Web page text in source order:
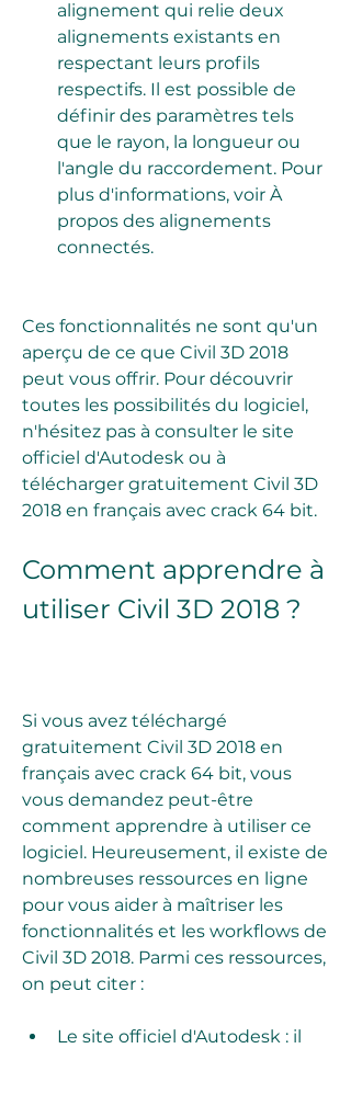
alignement qui relie deux
alignements existants en
respectant leurs profils
respectifs. Il est possible de
définir des paramètres tels
que le rayon, la longueur ou
l'angle du raccordement. Pour
plus d'informations, voir À
propos des alignements
connectés.
Ces fonctionnalités ne sont qu'un
aperçu de ce que Civil 3D 2018
peut vous offrir. Pour découvrir
toutes les possibilités du logiciel,
n'hésitez pas à consulter le site
officiel d'Autodesk ou à
télécharger gratuitement Civil 3D
2018 en français avec crack 64 bit.
Comment apprendre à
utiliser Civil 3D 2018 ?
Si vous avez téléchargé
gratuitement Civil 3D 2018 en
français avec crack 64 bit, vous
vous demandez peut-être
comment apprendre à utiliser ce
logiciel. Heureusement, il existe de
nombreuses ressources en ligne
pour vous aider à maîtriser les
fonctionnalités et les workflows de
Civil 3D 2018. Parmi ces ressources,
on peut citer :
Le site officiel d'Autodesk : il